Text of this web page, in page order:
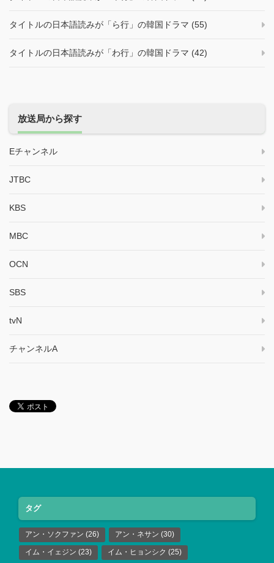
タイトルの日本語読みが「ら行」の韓国ドラマ (55)
タイトルの日本語読みが「わ行」の韓国ドラマ (42)
放送局から探す
Eチャンネル
JTBC
KBS
MBC
OCN
SBS
tvN
チャンネルA
タグ
アン・ソクファン (26) アン・ネサン (30)
イム・イェジン (23) イム・ヒョンシク (25)